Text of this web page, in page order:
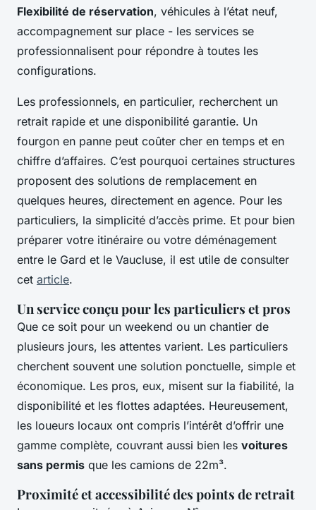
Flexibilité de réservation, véhicules à l’état neuf,
accompagnement sur place - les services se
professionnalisent pour répondre à toutes les
configurations.
Les professionnels, en particulier, recherchent un
retrait rapide et une disponibilité garantie. Un
fourgon en panne peut coûter cher en temps et en
chiffre d’affaires. C’est pourquoi certaines structures
proposent des solutions de remplacement en
quelques heures, directement en agence. Pour les
particuliers, la simplicité d’accès prime. Et pour bien
préparer votre itinéraire ou votre déménagement
entre le Gard et le Vaucluse, il est utile de consulter
cet article.
Un service conçu pour les particuliers et pros
Que ce soit pour un weekend ou un chantier de
plusieurs jours, les attentes varient. Les particuliers
cherchent souvent une solution ponctuelle, simple et
économique. Les pros, eux, misent sur la fiabilité, la
disponibilité et les flottes adaptées. Heureusement,
les loueurs locaux ont compris l’intérêt d’offrir une
gamme complète, couvrant aussi bien les voitures
sans permis que les camions de 22m³.
Proximité et accessibilité des points de retrait